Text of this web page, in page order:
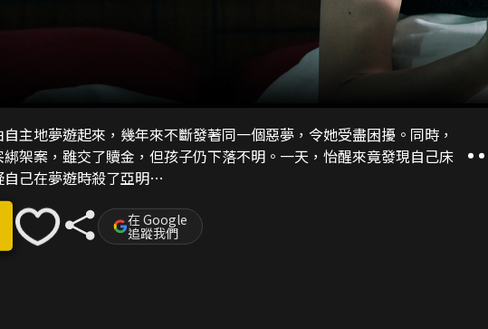
主地夢遊起來，幾年來不斷發著同一個惡夢，令她受盡困擾。同時，
架案，雖交了贖金，但孩子仍下落不明。一天，怡醒來竟發現自己床
己在夢遊時殺了亞明…
在 Google
追蹤我們